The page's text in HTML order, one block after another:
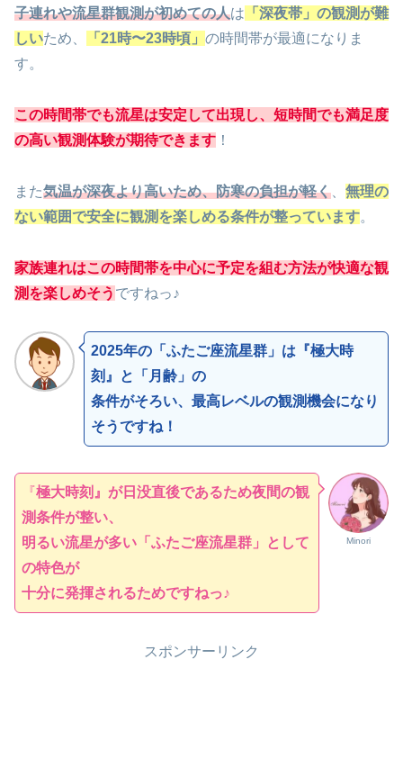
子連れや流星群観測が初めての人は 「深夜帯」の観測が難
しいため、 「21時〜23時頃」 の時間帯が最適になりま
す。
この時間帯でも流星は安定して出現し、短時間でも満足度
の高い観測体験が期待できます ！
また気温が深夜より高いため、防寒の負担が軽く
無理の
ない範囲で安全に観測を楽しめる条件が整っています。
家族連れはこの時間帯を中心に予定を組む方法が快適な観
測を楽しめそう ですねっ♪
2025年の「ふたご座流星群」は『極大時
刻』と「月齢」の
条件がそろい、 最高レベルの観測機会になり
そうですね！
Minori
『極大時刻』が日没直後であるため夜間の観
測条件が整い、
明るい流星が多い「ふたご座流星群」として
の特色が
十分に発揮されるためですねっ♪
スポンサーリンク